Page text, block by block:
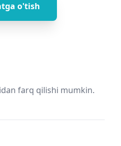
o'tish
farq qilishi mumkin.